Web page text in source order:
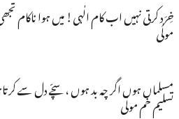
خِرَد کرتی نہیں اب کام الٰہی! میں ہوا ناکام
مولٰی
مسلماں ہوں اگر چہ بد ہوں ، سچّے دل سے
تسلیم خم مولٰی